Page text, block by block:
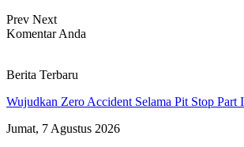
Prev Next
Komentar Anda
Berita Terbaru
Wujudkan Zero Accident Selama Pit Stop
Jumat, 7 Agustus 2026